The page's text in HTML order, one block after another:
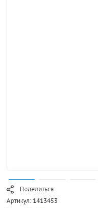
Поделиться
Артикул: 1413453